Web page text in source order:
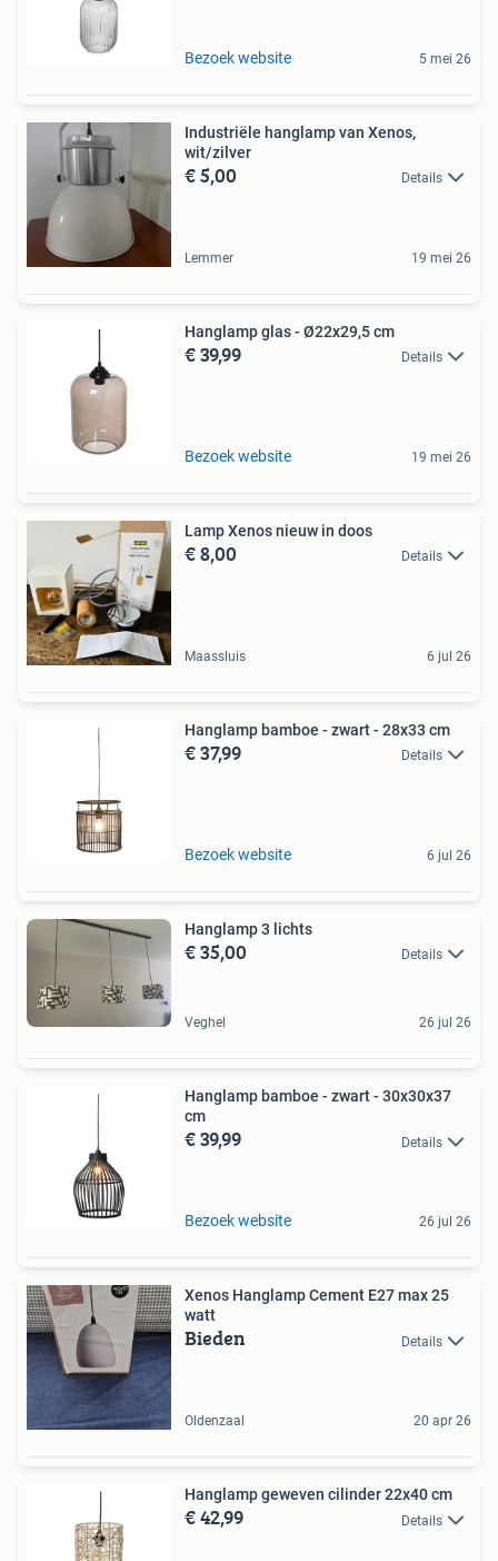
Bezoek website 5 mei 26
Industriële hanglamp van Xenos,
wit/zilver
€ 5,00 Details
Lemmer 19 mei 26
Hanglamp glas - Ø22x29,5 cm
€ 39,99 Details
Bezoek website 19 mei 26
Lamp Xenos nieuw in doos
€ 8,00 Details
Maassluis 6 jul 26
Hanglamp bamboe - zwart - 28x33 cm
€ 37,99 Details
Bezoek website 6 jul 26
Hanglamp 3 lichts
€ 35,00 Details
Veghel 26 jul 26
Hanglamp bamboe - zwart - 30x30x37
cm
€ 39,99 Details
Bezoek website 26 jul 26
Xenos Hanglamp Cement E27 max 25
watt
Bieden Details
Oldenzaal 20 apr 26
Hanglamp geweven cilinder 22x40 cm
€ 42,99 Details